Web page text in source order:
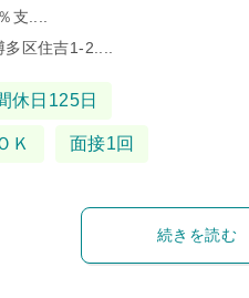
支....
区住吉1-2....
休日125日
Ｋ 面接1回
続きを読む